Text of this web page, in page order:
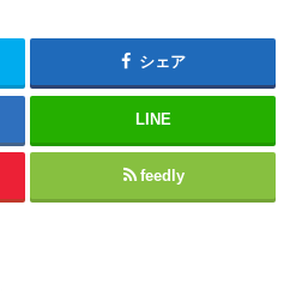
シェア
LINE
feedly